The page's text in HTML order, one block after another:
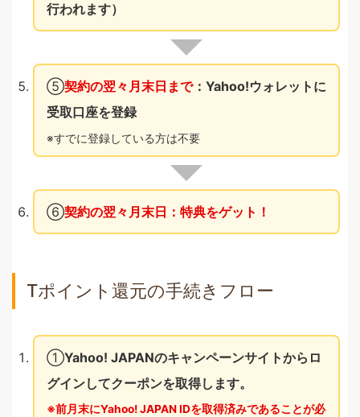
行われます）
⑤契約の翌々月末日まで：Yahoo!ウォレットに
受取口座を登録
すでに登録している方は不要
⑥契約の翌々月末日：特典をゲット！
Tポイント還元の手続きフロー
①Yahoo! JAPANのキャンペーンサイトからロ
グインしてクーポンを取得します。
前月末にYahoo! JAPAN IDを取得済みであることが必